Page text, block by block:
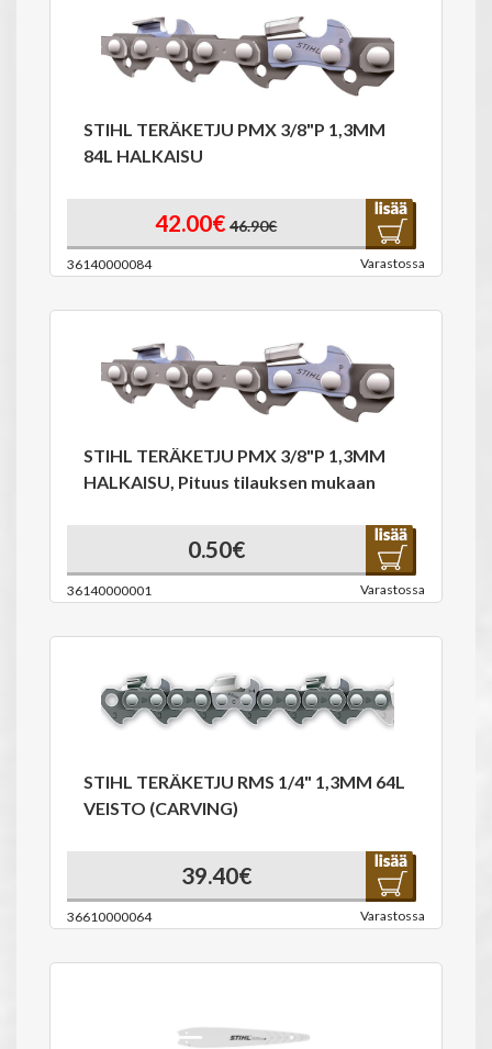
STIHL TERÄKETJU PMX 3/8"P 1,3MM
84L HALKAISU
42.00€ 46.90€
36140000084 Varastossa
STIHL TERÄKETJU PMX 3/8"P 1,3MM
HALKAISU, Pituus tilauksen mukaan
0.50€
36140000001 Varastossa
STIHL TERÄKETJU RMS 1/4" 1,3MM 64L
VEISTO (CARVING)
39.40€
36610000064 Varastossa